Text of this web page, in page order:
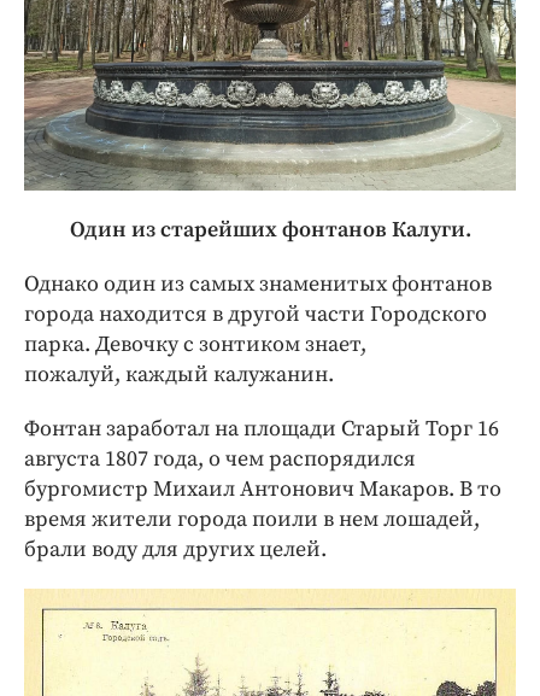
Один из старейших фонтанов Калуги.
Однако один из самых знаменитых фонтанов
города находится в другой части Городского
парка. Девочку с зонтиком знает,
пожалуй, каждый калужанин.
Фонтан заработал на площади Старый Торг 16
августа 1807 года, о чем распорядился
бургомистр Михаил Антонович Макаров. В то
время жители города поили в нем лошадей,
брали воду для других целей.